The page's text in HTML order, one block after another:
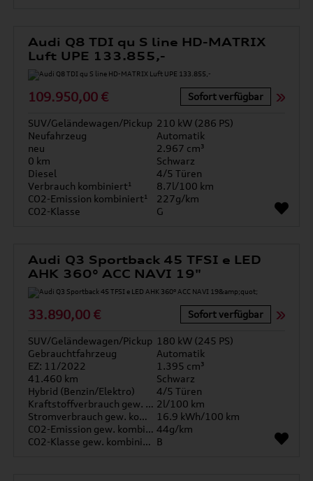
Audi Q8 TDI qu S line HD-MATRIX
Luft UPE 133.855,-
109.950,00 € Sofort verfügbar
SUV/Geländewagen/Pickup 210 kW (286 PS)
Neufahrzeug
Automatik
neu
2.967 cm³
0 km
Schwarz
Diesel
4/5 Türen
Verbrauch kombiniert¹
8.7l/100 km
CO2-Emission kombiniert¹
227g/km
CO2-Klasse
G
Audi Q3 Sportback 45 TFSI e LED
AHK 360° ACC NAVI 19"
33.890,00 € Sofort verfügbar
SUV/Geländewagen/Pickup 180 kW (245 PS)
Gebrauchtfahrzeug
Automatik
EZ: 11/2022
1.395 cm³
41.460 km
Schwarz
Hybrid (Benzin/Elektro)
4/5 Türen
Kraftstoffverbrauch gew. kombiniert 2l/100 km
Stromverbrauch gew. kombiniert
16.9 kWh/100 km
CO2-Emission gew. kombiniert 44g/km
CO2-Klasse gew. kombiniert B